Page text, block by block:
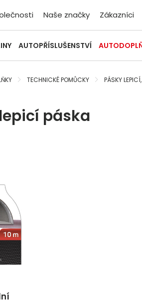
Naše značky Zákazníci
AUTOPŘÍSLUŠENSTVÍ
TECHNICKÉ POMŮCKY PÁSKY
lepicí páska